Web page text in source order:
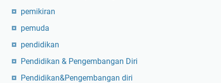
pemikiran
pemuda
pendidikan
Pendidikan & Pengembangan Diri
Pendidikan&Pengembangan diri